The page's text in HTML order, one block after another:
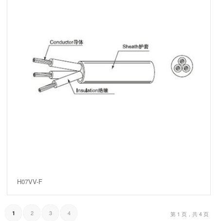
H07VV-F
第 1 页，共 4 页
1 2 3 4